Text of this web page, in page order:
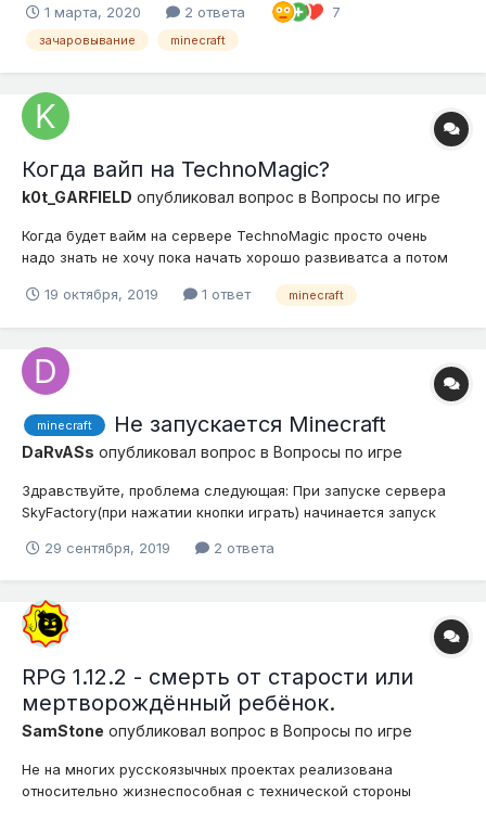
конфликтует сам с собой. Таким образом, нельзя получить
инструмент с несколькими копиями одного эффекта. Все
1 марта, 2020 2 ответа 7
зачаровывание minecraft
Когда вайп на TechnoMagic?
k0t_GARFIELD опубликовал вопрос в Вопросы по игре
Когда будет вайм на сервере TechnoMagic просто очень
надо знать не хочу пока начать хорошо развиватса а потом
19 октября, 2019
1 ответ minecraft
minecraft Не запускается Minecraft
DaRvASs опубликовал вопрос в Вопросы по игре
Здравствуйте, проблема следующая: При запуске сервера
SkyFactory(при нажатии кнопки играть) начинается запуск
логотипом), после парочки "не отвечает" Всё закрывается и
из диспетчера исчезает Java(ну то-есть всё просто
исчезает), скрины настроек ла...
29 сентября, 2019 2 ответа
RPG 1.12.2 - смерть от старости или
мертворождённый ребёнок.
SamStone опубликовал вопрос в Вопросы по игре
Не на многих русскоязычных проектах реализована
относительно жизнеспособная с технической стороны